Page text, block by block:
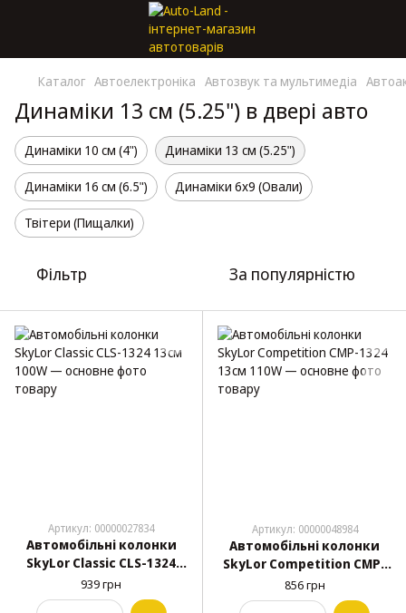
Каталог Автоелектроніка Автозвук та мультимедіа
Динаміки 13 см (5.25") в двері авто
Динаміки 10 см (4") Динаміки 13 см (5.25")
Динаміки 16 см (6.5") Динаміки 6x9 (Овали)
Твітери (Пищалки)
Фільтр За популярністю
Артикул: 00000027834
Автомобільні колонки
SkyLor Classic CLS-1324
13см 100W
939 грн
Артикул: 00000048984
Автомобільні колонки
SkyLor Competition CMP-
1324 13см 110W
856 грн